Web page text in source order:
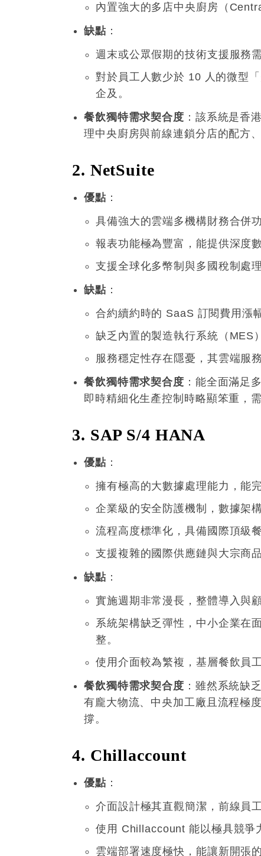
內置強大的多店中央廚房（
缺點 ：
週末或公眾假期的技術支援服務
對於員工人數少於 10 人的微型
企及 。
餐飲獨特需求契合度 ：該系統是香
理中央廚房與前線連鎖分店的配方
2. NetSuite
優點 ：
具備強大的雲端多機構財務合併
報表功能極為豐富，能提供深度
支援全球化多幣制與多國稅制處理
缺點 ：
合約續約時的 SaaS 訂閱費用漲
缺乏內置的製造執行系統（MES
服務穩定性存在隱憂，其雲端服
餐飲獨特需求契合度 ：能全面滿足
即時精細化生產控制時略顯笨重，
3. SAP S/4 HANA
優點 ：
擁有極高的大數據處理能力，能
企業級的安全防護機制，數據架
流程高度標準化，具備國際頂級
支援複雜的國際供應鏈與大宗商
缺點 ：
實施週期非常漫長，整體導入與
系統架構缺乏彈性，中小企業在
整。
使用介面較為繁複，基層餐飲員
餐飲獨特需求契合度 ：雖然系統缺
有龐大物流、中央加工廠且流程極
撐 。
4. Chillaccount
優點 ：
介面設計極其直觀簡潔，前線員
使用 Chillaccount 能以極具競爭
雲端部署速度極快，能讓新開張